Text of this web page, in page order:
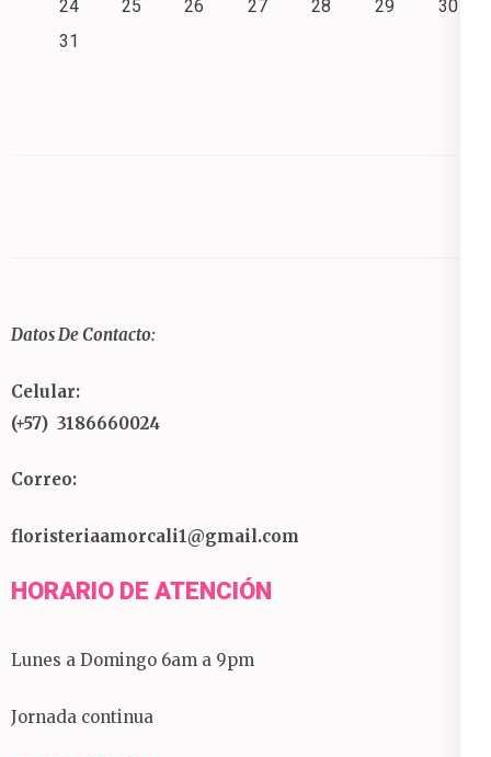
24 25 26 27 28 29
30
31
Datos De Contacto:
Celular:
(+57) 3186660024
Correo:
floristeriaamorcali1@gmail.com
HORARIO DE ATENCIÓN
Lunes a Domingo 6am a 9pm
Jornada continua